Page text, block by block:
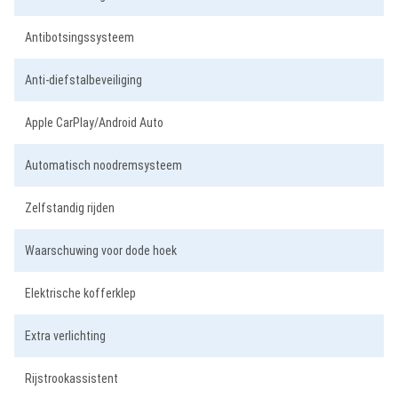
Antibotsingssysteem
Anti-diefstalbeveiliging
Apple CarPlay/Android Auto
Automatisch noodremsysteem
Zelfstandig rijden
Waarschuwing voor dode hoek
Elektrische kofferklep
Extra verlichting
Rijstrookassistent